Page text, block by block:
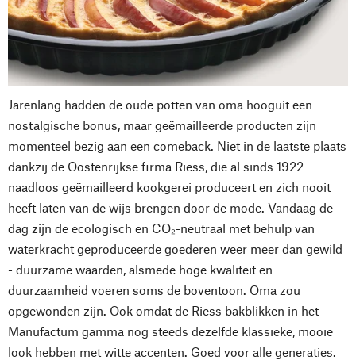
Jarenlang hadden de oude potten van oma hooguit een
nostalgische bonus, maar geëmailleerde producten zijn
momenteel bezig aan een comeback. Niet in de laatste plaats
dankzij de Oostenrijkse firma Riess, die al sinds 1922
naadloos geëmailleerd kookgerei produceert en zich nooit
heeft laten van de wijs brengen door de mode. Vandaag de
dag zijn de ecologisch en CO₂-neutraal met behulp van
waterkracht geproduceerde goederen weer meer dan gewild
- duurzame waarden, alsmede hoge kwaliteit en
duurzaamheid voeren soms de boventoon. Oma zou
opgewonden zijn. Ook omdat de Riess bakblikken in het
Manufactum gamma nog steeds dezelfde klassieke, mooie
look hebben met witte accenten. Goed voor alle generaties.